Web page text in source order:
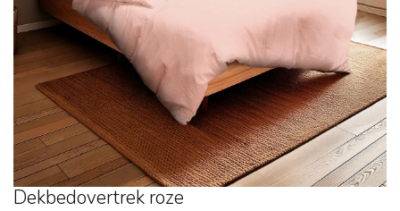
Dekbedovertrek roze